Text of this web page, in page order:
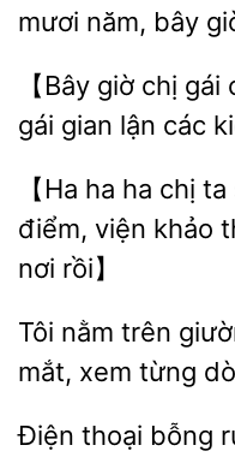
mươi năm, bây
【Bây giờ gái
gái gian lận các
【Ha ha ha chị
điểm, viện khảo
nơi rồi】
Tôi nằm trên
xem từng
bỗng